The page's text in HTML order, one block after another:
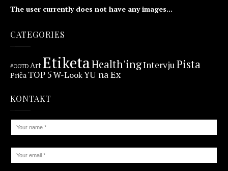
The user currently does not have any images...
CATEGORIES
#OOTD ArtEtiketaHealth'ingIntervjuPista
Priča TOP 5W-LookYU na Ex
KONTAKT